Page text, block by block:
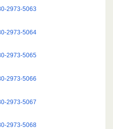
2973-5063
2973-5064
2973-5065
2973-5066
2973-5067
2973-5068